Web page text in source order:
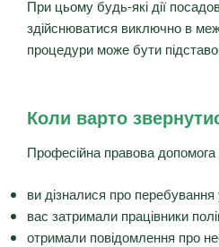
При цьому будь-які дії
здійснюватися виключно в
процедури може бути
Коли варто
Професійна правова
ви дізналися про
вас затримали працівники
отримали повідомлення про